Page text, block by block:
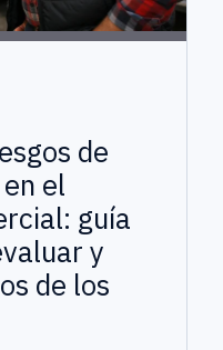
de
el
guía
y
de los